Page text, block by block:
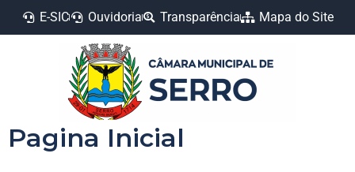
E-SIC Ouvidoria Transparência Mapa do Site
Pagina Inicial